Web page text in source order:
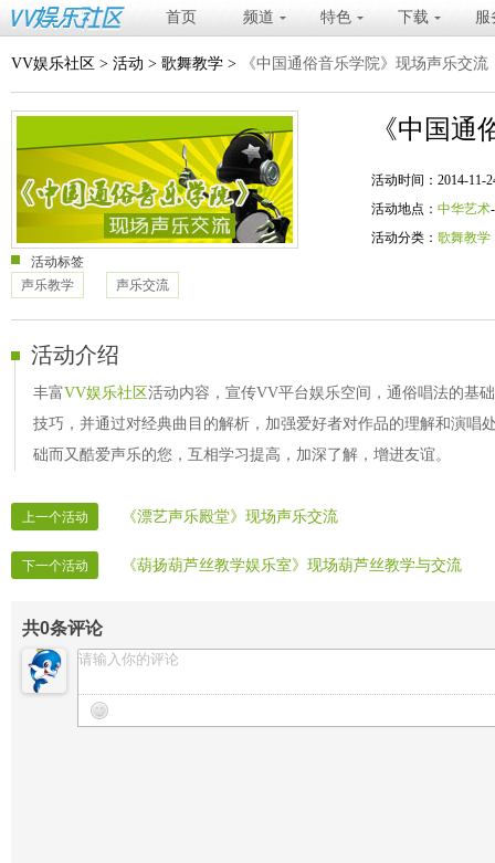
首页 频道 特色 下载 服
VV娱乐社区 > 活动 > 歌舞教学 > 《中国通俗音乐学院》现场声乐交流
《中国
活动时间：2014-11-
活动地点： 中华艺术
活动分类： 歌舞教学
活动标签
声乐教学
声乐交流
活动介绍
丰富VV娱乐社区活动内容，宣传VV平台娱乐空间，通俗唱法的基
技巧，并通过对经典曲目的解析，加强爱好者对作品的理解和演唱
础而又酷爱声乐的您，互相学习提高，加深了解，增进友谊。
上一个活动 《漂艺声乐殿堂》现场声乐交流
下一个活动 《葫扬葫芦丝教学娱乐室》现场葫芦丝教学与交流
共0条评论